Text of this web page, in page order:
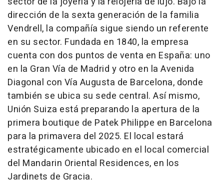
dirección de la sexta generación de la familia
Vendrell, la compañía sigue siendo un referente
en su sector. Fundada en 1840, la empresa
cuenta con dos puntos de venta en España: uno
en la Gran Vía de Madrid y otro en la Avenida
Diagonal con Vía Augusta de Barcelona, donde
también se ubica su sede central. Así mismo,
Unión Suiza está preparando la apertura de la
primera boutique de Patek Philippe en Barcelona
para la primavera del 2025. El local estará
estratégicamente ubicado en el local comercial
del Mandarin Oriental Residences, en los
Jardinets de Gracia.